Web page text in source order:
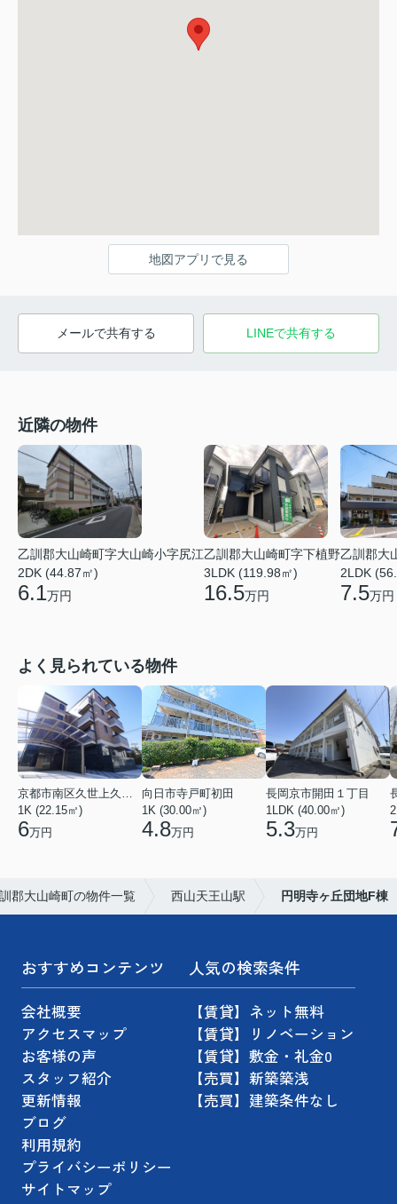
地図アプリで見る
メールで共有する LINEで共有する
近隣の物件
乙訓郡大山崎町字大山崎小字尻江
2DK (44.87㎡)
6.1万円
乙訓郡大山崎町字下植野
3LDK (119.98㎡)
16.5万円
乙訓郡大
2LDK
7.5万円
よく見られている物件
1K (22.15㎡)
6万円
向日市寺戸町初田
1K (30.00㎡)
4.8万円
長岡京市開田１丁目
1LDK (40.00㎡)
5.3万円
郡大山崎町の物件一覧 西山天王山駅 円明寺ヶ丘団地F棟
おすすめコンテンツ
会社概要
アクセスマップ
お客様の声
スタッフ紹介
更新情報
ブログ
利用規約
プライバシーポリシー
サイトマップ
人気の検索条件
【賃貸】ネット無料
【賃貸】リノベーション
【賃貸】敷金・礼金0
【売買】新築築浅
【売買】建築条件なし